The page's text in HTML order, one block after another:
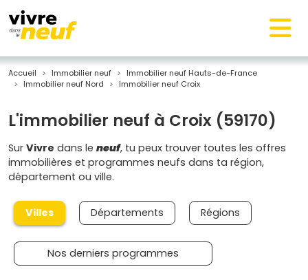
Accueil Immobilier neuf
Immobilier neuf Hauts-de-France
Immobilier neuf Nord
Immobilier neuf Croix
L'immobilier neuf à Croix (59170)
Sur Vivre dans le neuf, tu peux trouver toutes les offres
immobilières et programmes neufs dans ta région,
département ou ville.
Villes Départements Régions
Nos derniers programmes